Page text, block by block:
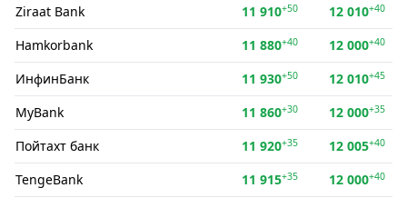
Ziraat Bank 11 910+50 12 010+40
Hamkorbank 11 880+40 12 000+40
ИнфинБанк 11 930+50 12 010+45
MyBank 11 860+30 12 000+35
Пойтахт банк 11 920+35 12 005+40
TengeBank 11 915+35 12 000+40